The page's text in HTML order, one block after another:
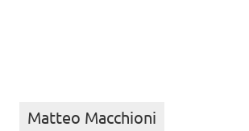
Matteo Macchioni